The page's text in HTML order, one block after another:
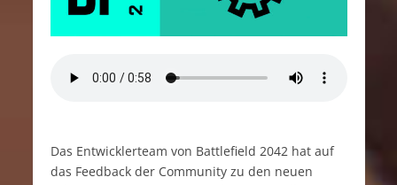
Das Entwicklerteam von Battlefield 2042 hat auf
das Feedback der Community zu den neuen